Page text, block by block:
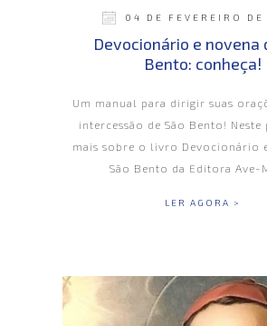
04 DE FEVEREIRO
Devocionário e novena
Bento: conheça!
Um manual para dirigir suas
intercessão de São Bento! Neste
mais sobre o livro Devocionário
São Bento da Editora Ave-
LER AGORA >